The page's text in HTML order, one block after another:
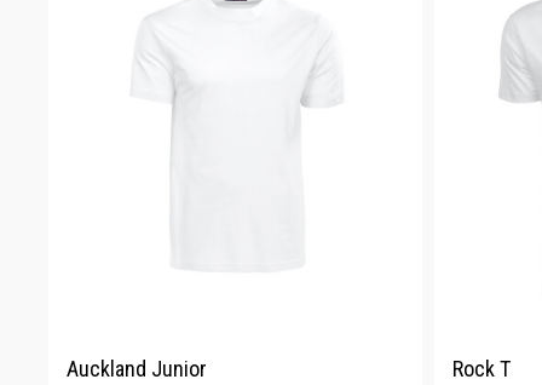
Auckland Junior
Rock T